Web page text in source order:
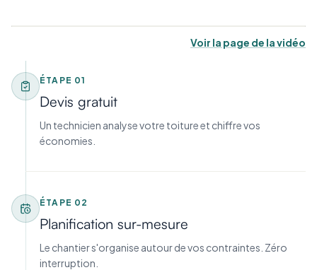
Voir la page de la vidéo
ÉTAPE 01
Devis gratuit
Un technicien analyse votre toiture et chiffre vos
économies.
ÉTAPE 02
Planification sur-mesure
Le chantier s'organise autour de vos contraintes. Zéro
interruption.